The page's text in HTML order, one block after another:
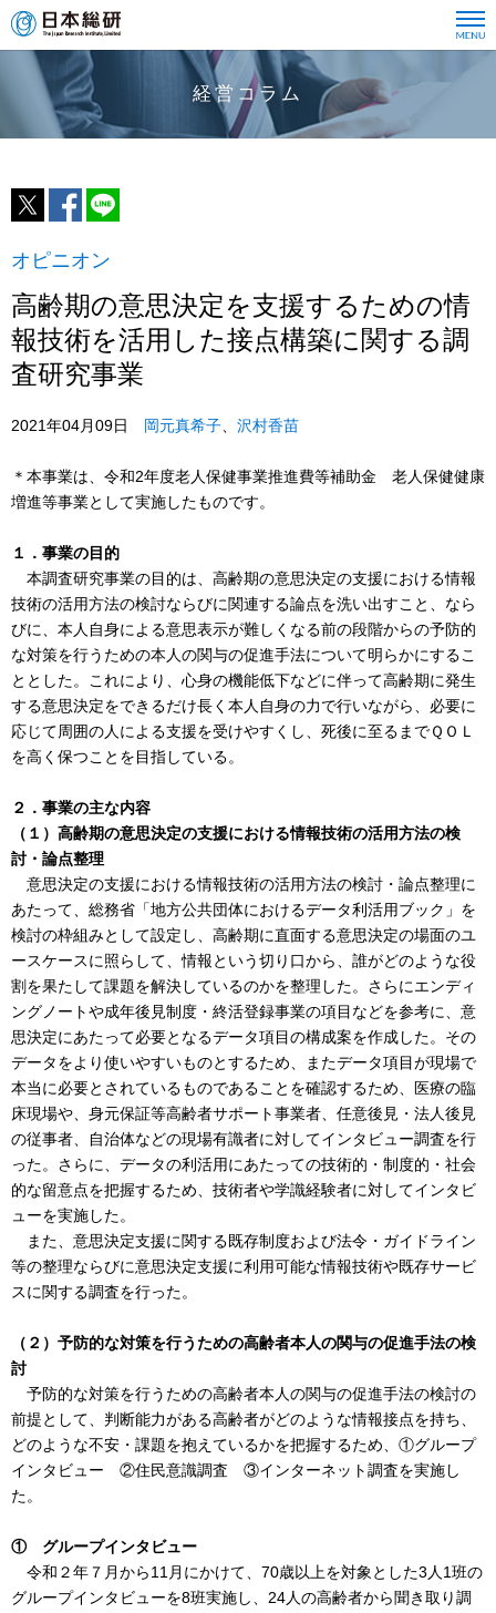
経営コラム
オピニオン
高齢期の意思決定を支援するための情
報技術を活用した接点構築に関する調
査研究事業
2021年04月09日 岡元真希子 沢村香苗
＊本事業は、令和2年度老人保健事業推進費等補助金 老人保健健康
増進等事業として実施したものです。
１．事業の目的
本調査研究事業の目的は、高齢期の意思決定の支援における情報
技術の活用方法の検討ならびに関連する論点を洗い出すこと、なら
びに、本人自身による意思表示が難しくなる前の段階からの予防的
な対策を行うための本人の関与の促進手法について明らかにするこ
ととした。これにより、心身の機能低下などに伴って高齢期に発生
する意思決定をできるだけ長く本人自身の力で行いながら、必要に
応じて周囲の人による支援を受けやすくし、死後に至るまでＱＯＬ
を高く保つことを目指している。
２．事業の主な内容
（１）高齢期の意思決定の支援における情報技術の活用方法の検
討・論点整理
意思決定の支援における情報技術の活用方法の検討・論点整理に
あたって、総務省「地方公共団体におけるデータ利活用ブック」を
検討の枠組みとして設定し、高齢期に直面する意思決定の場面のユ
ースケースに照らして、情報という切り口から、誰がどのような役
割を果たして課題を解決しているのかを整理した。さらにエンディ
ングノートや成年後見制度・終活登録事業の項目などを参考に、意
思決定にあたって必要となるデータ項目の構成案を作成した。その
データをより使いやすいものとするため、またデータ項目が現場で
本当に必要とされているものであることを確認するため、医療の臨
床現場や、身元保証等高齢者サポート事業者、任意後見・法人後見
の従事者、自治体などの現場有識者に対してインタビュー調査を行
った。さらに、データの利活用にあたっての技術的・制度的・社会
的な留意点を把握するため、技術者や学識経験者に対してインタビ
ューを実施した。
また、意思決定支援に関する既存制度および法令・ガイドライン
等の整理ならびに意思決定支援に利用可能な情報技術や既存サービ
スに関する調査を行った。
（２）予防的な対策を行うための高齢者本人の関与の促進手法の検
討
予防的な対策を行うための高齢者本人の関与の促進手法の検討の
前提として、判断能力がある高齢者がどのような情報接点を持ち、
どのような不安・課題を抱えているかを把握するため、①グループ
インタビュー ②住民意識調査 ③インターネット調査を実施し
た。
① グループインタビュー
令和２年７月から11月にかけて、70歳以上を対象とした3人1班の
グループインタビューを8班実施し、24人の高齢者から聞き取り調